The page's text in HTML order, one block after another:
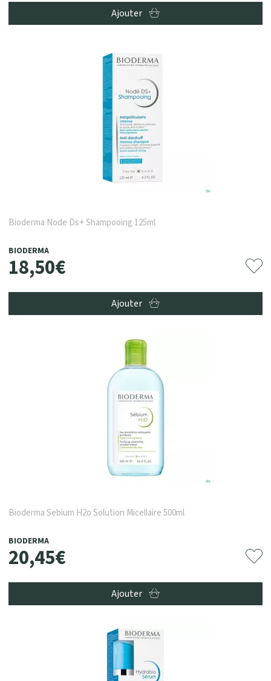
Ajouter
Bioderma Node Ds+ Shampooing 125ml
BIODERMA
18,50€
Ajouter
Bioderma Sebium H2o Solution Micellaire 500ml
BIODERMA
20,45€
Ajouter